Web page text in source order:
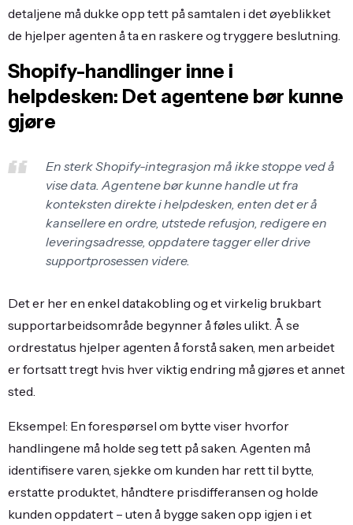
detaljene må dukke opp tett på samtalen i det øyeblikket
de hjelper agenten å ta en raskere og tryggere beslutning.
Shopify-handlinger inne i
helpdesken: Det agentene bør kunne
gjøre
En sterk Shopify-integrasjon må ikke stoppe ved å
vise data. Agentene bør kunne handle ut fra
konteksten direkte i helpdesken, enten det er å
kansellere en ordre, utstede refusjon, redigere en
leveringsadresse, oppdatere tagger eller drive
supportprosessen videre.
Det er her en enkel datakobling og et virkelig brukbart
supportarbeidsområde begynner å føles ulikt. Å se
ordrestatus hjelper agenten å forstå saken, men arbeidet
er fortsatt tregt hvis hver viktig endring må gjøres et annet
sted.
Eksempel: En forespørsel om bytte viser hvorfor
handlingene må holde seg tett på saken. Agenten må
identifisere varen, sjekke om kunden har rett til bytte,
erstatte produktet, håndtere prisdifferansen og holde
kunden oppdatert – uten å bygge saken opp igjen i et